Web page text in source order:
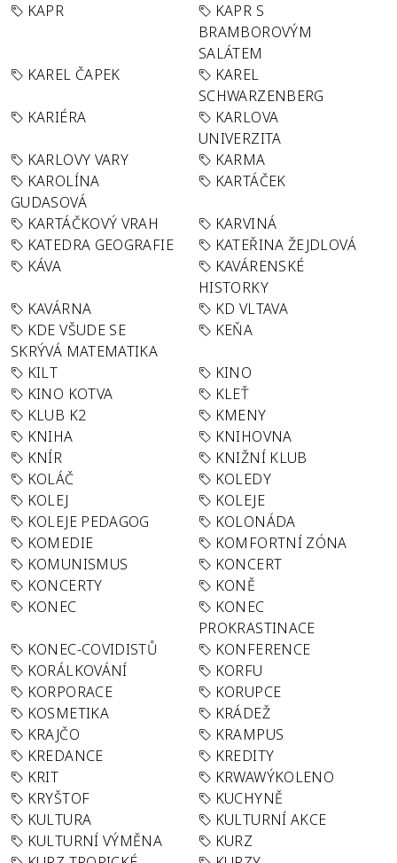
KAPR
KAPR S
BRAMBOROVÝM
SALÁTEM
KAREL ČAPEK
KAREL
SCHWARZENBERG
KARIÉRA
KARLOVA
UNIVERZITA
KARLOVY VARY
KARMA
KAROLÍNA
GUDASOVÁ
KARTÁČEK
KARTÁČKOVÝ VRAH
KARVINÁ
KATEDRA GEOGRAFIE
KATEŘINA ŽEJDLOVÁ
KÁVA
KAVÁRENSKÉ
HISTORKY
KAVÁRNA
KD VLTAVA
KDE VŠUDE SE
SKRÝVÁ MATEMATIKA
KEŇA
KILT
KINO
KINO KOTVA
KLEŤ
KLUB K2
KMENY
KNIHA
KNIHOVNA
KNÍR
KNIŽNÍ KLUB
KOLÁČ
KOLEDY
KOLEJ
KOLEJE
KOLEJE PEDAGOG
KOLONÁDA
KOMEDIE
KOMFORTNÍ ZÓNA
KOMUNISMUS
KONCERT
KONCERTY
KONĚ
KONEC
KONEC
PROKRASTINACE
KONEC-COVIDISTŮ
KONFERENCE
KORÁLKOVÁNÍ
KORFU
KORPORACE
KORUPCE
KOSMETIKA
KRÁDEŽ
KRAJČO
KRAMPUS
KREDANCE
KREDITY
KRIT
KRWAWÝKOLENO
KRYŠTOF
KUCHYNĚ
KULTURA
KULTURNÍ AKCE
KULTURNÍ VÝMĚNA
KURZ